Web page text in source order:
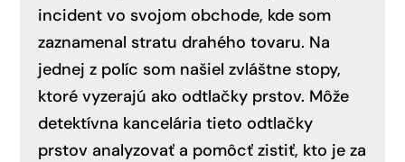
incident vo svojom obchode, kde som
zaznamenal stratu drahého tovaru. Na
jednej z políc som našiel zvláštne stopy,
ktoré vyzerajú ako odtlačky prstov. Môže
detektívna kancelária tieto odtlačky
prstov analyzovať a pomôcť zistiť, kto je za